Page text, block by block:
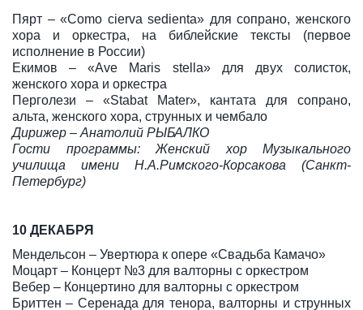
Пярт – «Сomo cierva sedienta» для сопрано, женского
хора и оркестра, на библейские тексты (первое
исполнение в России)
Екимов – «Ave Maris stella» для двух солисток,
женского хора и оркестра
Перголези – «Stabat Mater», кантата для сопрано,
альта, женского хора, струнных и чембало
Дирижер – Анатолий РЫБАЛКО
Гости программы: Женский хор Музыкального
училища имени Н.А.Римского-Корсакова (Санкт-
Петербург)
10 ДЕКАБРЯ
Мендельсон – Увертюра к опере «Свадьба Камачо»
Моцарт – Концерт №3 для валторны с оркестром
Вебер – Концертино для валторны с оркестром
Бриттен – Серенада для тенора, валторны и струнных